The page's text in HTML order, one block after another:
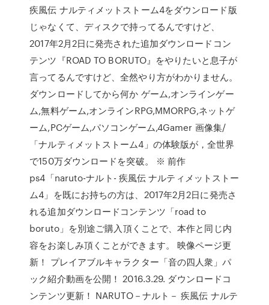
疾風伝 ナルティメットストーム4をダウンロード版
じゃなくて、ディスクで持ってるんですけど、
2017年2月2日に発売された追加ダウンロードコン
テンツ『ROAD TO BORUTO』をやりたいと息子が
言ってるんですけど、全然やり方がわかりません。
ダウンロードしてから何か ゲーム,オンラインゲー
ム,無料ゲーム,オンラインRPG,MMORPG,ネットゲ
ーム,PCゲーム,パソコンゲーム,4Gamer 画像集/
「ナルティメットストーム4」の体験版が，全世界
で150万ダウンロードを突破。 ※ 前作
ps4「naruto-ナルト- 疾風伝 ナルティメットストー
ム4」を既にお持ちの方は、2017年2月2日に発売さ
れる追加ダウンロードコンテンツ「road to
boruto」を別途ご購入頂くことで、本作と同じ内
容をお楽しみ頂くことができます。 映像ページ更
新！ プレイアブルキャラクター「音の四人衆」パ
ック紹介動画を公開！ 2016.3.29. ダウンロードコ
ンテンツ更新！ NARUTO－ナルト－ 疾風伝 ナルテ